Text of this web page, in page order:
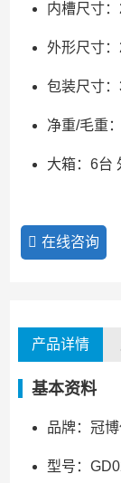
内槽尺寸
外形尺寸
包装尺寸
净重/毛重
大箱：6台
在线咨询
产品详情
基本资料
品牌：冠
型号：